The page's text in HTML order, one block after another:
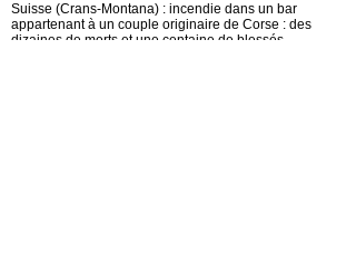
Suisse (Crans-Montana) : incendie dans un bar
appartenant à un couple originaire de Corse : des
dizaines de morts et une centaine de blessés